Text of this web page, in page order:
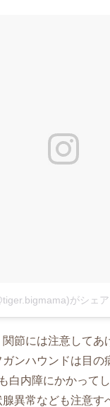
がシェ
節には注意してあ
ンハウンドは目の
白内障にかかって
異常なども注意す